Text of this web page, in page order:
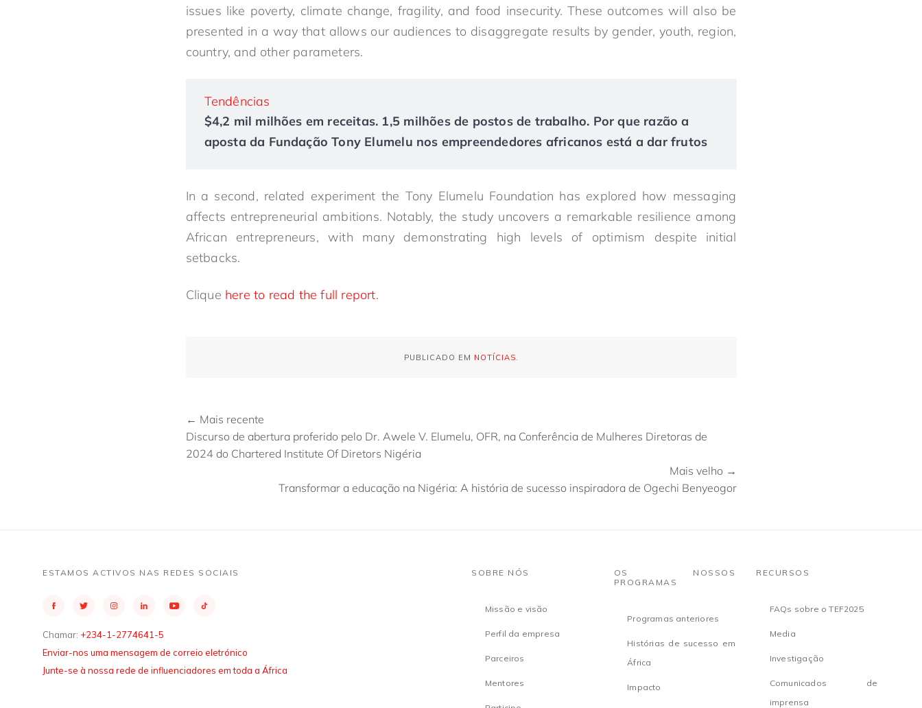
issues like poverty, climate change, fragility, and food insecurity. These outcomes will also be
presented in a way that allows our audiences to disaggregate results by gender, youth, region,
country, and other parameters.
Tendências
$4,2 mil milhões em receitas. 1,5 milhões de postos de trabalho. Por que razão a
aposta da Fundação Tony Elumelu nos empreendedores africanos está a dar frutos
In a second, related experiment the Tony Elumelu Foundation has explored how messaging
affects entrepreneurial ambitions. Notably, the study uncovers a remarkable resilience among
African entrepreneurs, with many demonstrating high levels of optimism despite initial
setbacks.
Clique here to read the full report.
PUBLICADO EM NOTÍCIAS.
← Mais recente
Discurso de abertura proferido pelo Dr. Awele V. Elumelu, OFR, na Conferência de Mulheres Diretoras de
2024 do Chartered Institute Of Diretors Nigéria
Mais velho →
Transformar a educação na Nigéria: A história de sucesso inspiradora de Ogechi Benyeogor
ESTAMOS ACTIVOS NAS REDES SOCIAIS
Chamar: +234-1-2774641-5
Enviar-nos uma mensagem de correio eletrónico
Junte-se à nossa rede de influenciadores em toda a África
SOBRE NÓS
Missão e visão
Perfil da empresa
Parceiros
Mentores
OS NOSSOS
PROGRAMAS
Programas anteriores
Histórias de sucesso em
África
Impacto
RECURSOS
FAQs sobre o TEF2025
Media
Investigação
Comunicados de
imprensa